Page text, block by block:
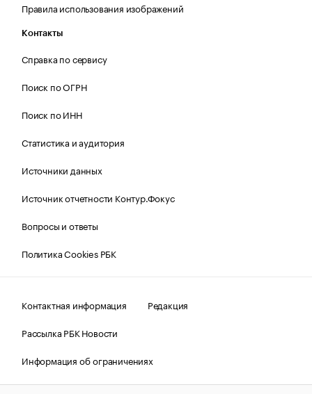
Правила использования изображений
Контакты
Справка по сервису
Поиск по ОГРН
Поиск по ИНН
Статистика и аудитория
Источники данных
Источник отчетности Контур.Фокус
Вопросы и ответы
Политика Cookies РБК
Контактная информация
Редакция
Рассылка РБК Новости
Информация об ограничениях
Правовая информация
О соблюдении авторских прав